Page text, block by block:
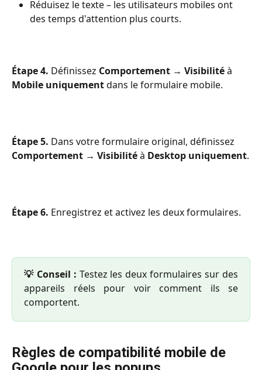
Réduisez le texte – les utilisateurs mobiles ont
des temps d'attention plus courts.
Étape 4. Définissez Comportement → Visibilité à
Mobile uniquement dans le formulaire mobile.
Étape 5. Dans votre formulaire original, définissez
Comportement → Visibilité à Desktop uniquement.
Étape 6. Enregistrez et activez les deux formulaires.
💡 Conseil : Testez les deux formulaires sur des
appareils réels pour voir comment ils se
comportent.
Règles de compatibilité mobile de